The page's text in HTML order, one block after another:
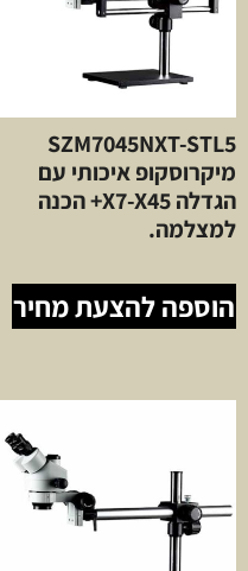
SZM7045NXT-STL5
מיקרוסקופ איכותי עם
הגדלה X7-X45+ הכנה
למצלמה.
הוספה להצעת מחיר